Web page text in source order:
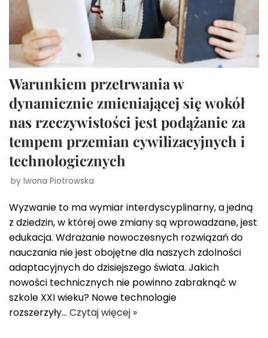
Warunkiem przetrwania w
dynamicznie zmieniającej się wokół
nas rzeczywistości jest podążanie za
tempem przemian cywilizacyjnych i
technologicznych
by Iwona Piotrowska
Wyzwanie to ma wymiar interdyscyplinarny, a jedną
z dziedzin, w której owe zmiany są wprowadzane, jest
edukacja. Wdrażanie nowoczesnych rozwiązań do
nauczania nie jest obojętne dla naszych zdolności
adaptacyjnych do dzisiejszego świata. Jakich
nowości technicznych nie powinno zabraknąć w
szkole XXI wieku? Nowe technologie
rozszerzyły… Czytaj więcej »